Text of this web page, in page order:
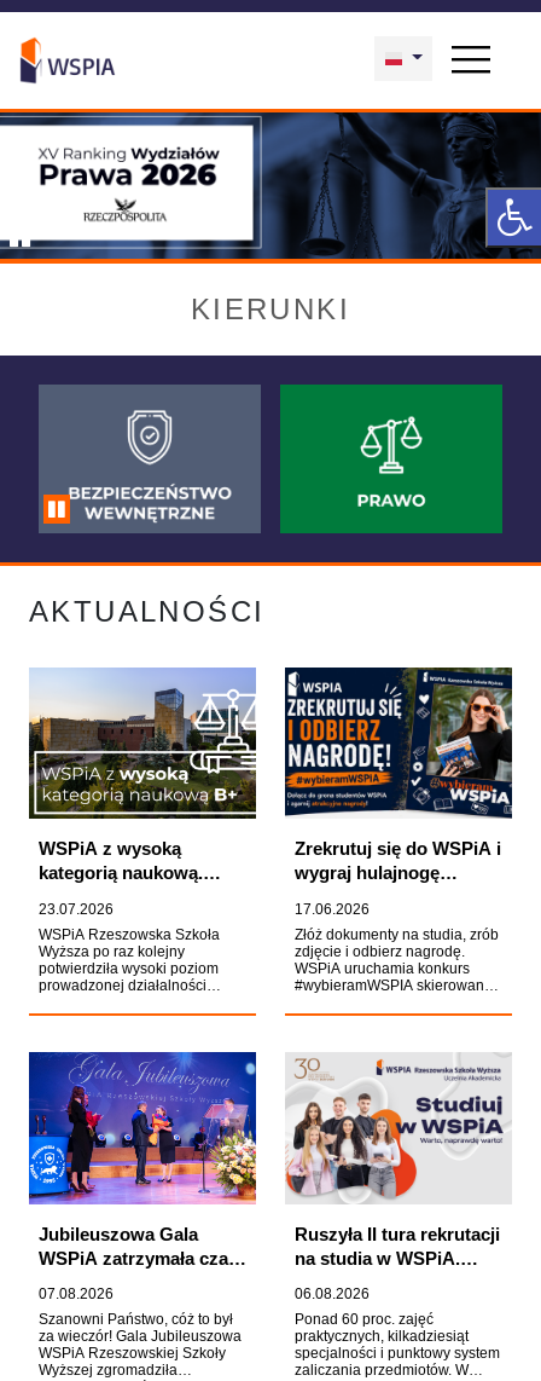
KIERUNKI
AKTUALNOŚCI
WSPiA z wysoką
kategorią naukową.
naukowej
23.07.2026
WSPiA Rzeszowska Szkoła
Wyższa po raz kolejny
potwierdziła wysoki poziom
prowadzonej działalności
2026 r. Uczelnia otrzymała
To ważne wyróżnienie, które
potwierdza silną pozycję
WSPiA wśród ośrodków
akademickich prowadzących
badania naukowe zwłaszcza w
zakresie prawa oraz
konsekwentny rozwój
potencjału naukowego Uczelni.
Zrekrutuj się do WSPiA i
wygraj hulajnogę
17.06.2026
Złóż dokumenty na studia, zrób
zdjęcie i odbierz nagrodę.
WSPiA uruchamia konkurs
#wybieramWSPIA skierowany
Każdy uczestnik otrzyma
najlepszego posta odjedzie z
kampusu hulajnogą
elektryczną.
Jubileuszowa Gala
WSPiA zatrzymała czas.
07.08.2026
Szanowni Państwo, cóż to był
za wieczór! Gala Jubileuszowa
WSPiA Rzeszowskiej Szkoły
Wyższej zgromadziła
Ruszyła II tura rekrutacji
na studia w WSPiA.
06.08.2026
Ponad 60 proc. zajęć
praktycznych, kilkadziesiąt
specjalności i punktowy system
zaliczania przedmiotów. W